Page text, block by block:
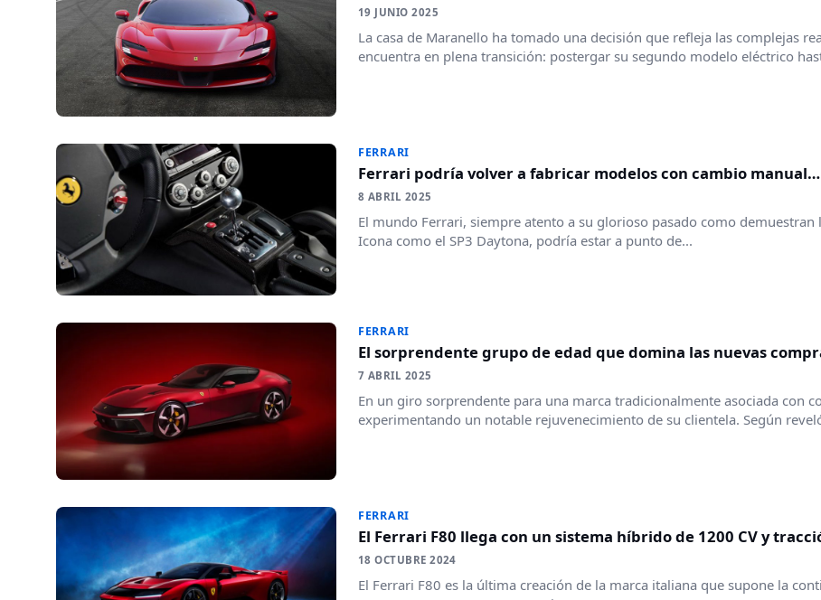
19 JUNIO 2025
La casa de Maranello ha tomado una decisión que refleja las complejas
encuentra en plena transición: postergar su segundo modelo eléctrico
FERRARI
Ferrari podría volver a fabricar modelos con cambio
8 ABRIL 2025
El mundo Ferrari, siempre atento a su glorioso pasado como
Icona como el SP3 Daytona, podría estar a punto de...
FERRARI
El sorprendente grupo de edad que domina las nuevas
7 ABRIL 2025
En un giro sorprendente para una marca tradicionalmente asociada con
experimentando un notable rejuvenecimiento de su clientela. Según
FERRARI
El Ferrari F80 llega con un sistema híbrido de 1200 CV y
18 OCTUBRE 2024
El Ferrari F80 es la última creación de la marca italiana que supone la